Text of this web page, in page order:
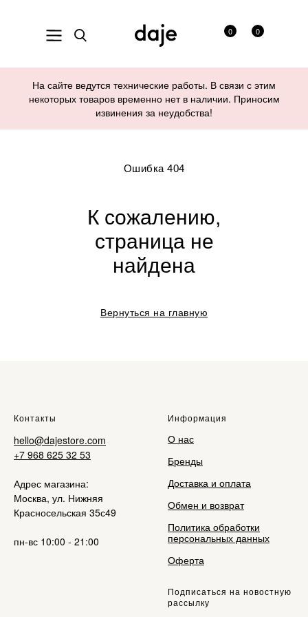
0
0
На сайте ведутся технические работы. В связи с этим
некоторых товаров временно нет в наличии. Приносим
извинения за неудобства!
К сожалению,
страница не
найдена
Ошибка 404
Вернуться на главную
Контакты
hello@dajestore.com
+7 968 625 32 53
Адрес магазина:
Москва, ул. Нижняя
Красносельская 35с49
пн-вс 10:00 - 21:00
Информация
О нас
Бренды
Доставка и оплата
Обмен и возврат
Политика обработки
персональных данных
Оферта
Подписаться на новостную
рассылку